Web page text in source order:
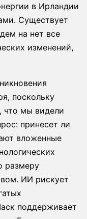
в Ирландии
Существует
на нет все
изменений,
поскольку
что мы видели
принесет ли
вложенные
размеру
ИИ рискует
поддерживает